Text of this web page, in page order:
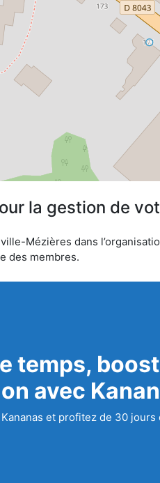
la gestion de
Mézières dans
des membres.
temps,
avec
et profitez de 30 jours